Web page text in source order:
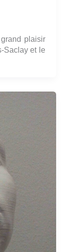
plaisir
Saclay et le